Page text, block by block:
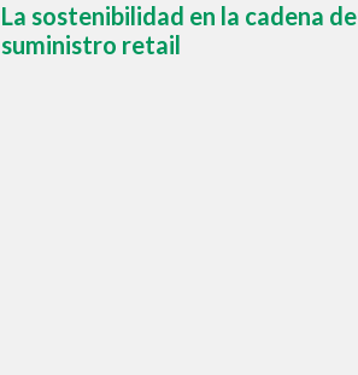
La sostenibilidad en la cadena de
suministro retail